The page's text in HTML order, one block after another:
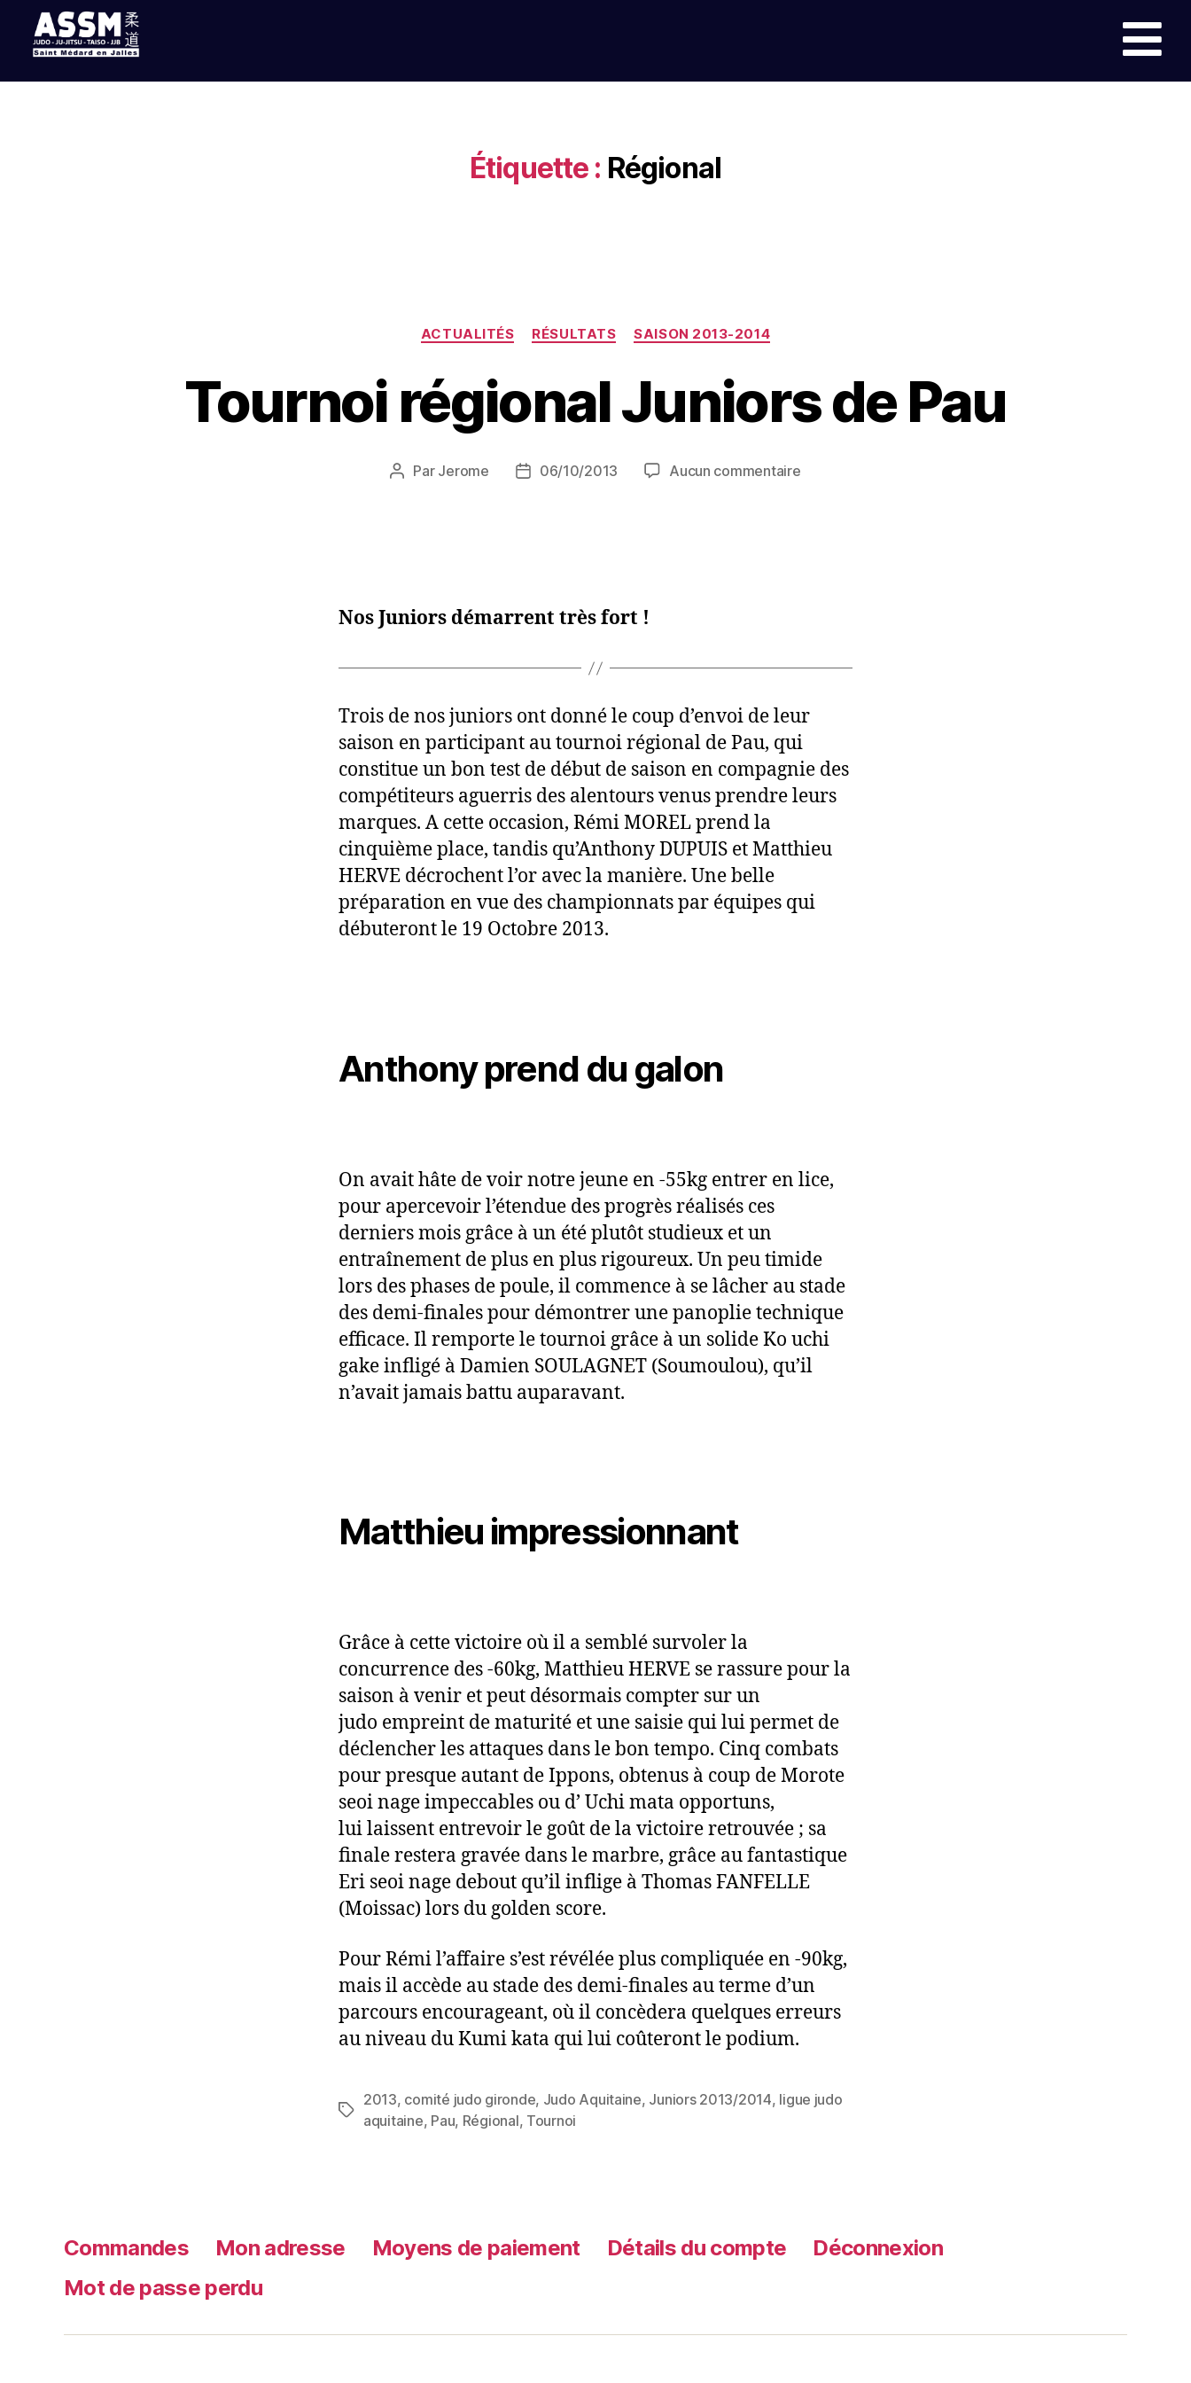
Étiquette : Régional
ACTUALITÉS RÉSULTATS SAISON 2013-2014
Tournoi régional Juniors de Pau
Par Jerome 06/10/2013 Aucun commentaire
Nos Juniors démarrent très fort !
Trois de nos juniors ont donné le coup d’envoi de leur
saison en participant au tournoi régional de Pau, qui
constitue un bon test de début de saison en compagnie des
compétiteurs aguerris des alentours venus prendre leurs
marques. A cette occasion, Rémi MOREL prend la
cinquième place, tandis qu’Anthony DUPUIS et Matthieu
HERVE décrochent l’or avec la manière. Une belle
préparation en vue des championnats par équipes qui
débuteront le 19 Octobre 2013.
Anthony prend du galon
On avait hâte de voir notre jeune en -55kg entrer en lice,
pour apercevoir l’étendue des progrès réalisés ces
derniers mois grâce à un été plutôt studieux et un
entraînement de plus en plus rigoureux. Un peu timide
lors des phases de poule, il commence à se lâcher au stade
des demi-finales pour démontrer une panoplie technique
efficace. Il remporte le tournoi grâce à un solide Ko uchi
gake infligé à Damien SOULAGNET (Soumoulou), qu’il
n’avait jamais battu auparavant.
Matthieu impressionnant
Grâce à cette victoire où il a semblé survoler la
concurrence des -60kg, Matthieu HERVE se rassure pour la
saison à venir et peut désormais compter sur un
judo empreint de maturité et une saisie qui lui permet de
déclencher les attaques dans le bon tempo. Cinq combats
pour presque autant de Ippons, obtenus à coup de Morote
seoi nage impeccables ou d’ Uchi mata opportuns,
lui laissent entrevoir le goût de la victoire retrouvée ; sa
finale restera gravée dans le marbre, grâce au fantastique
Eri seoi nage debout qu’il inflige à Thomas FANFELLE
(Moissac) lors du golden score.
Pour Rémi l’affaire s’est révélée plus compliquée en -90kg,
mais il accède au stade des demi-finales au terme d’un
parcours encourageant, où il concèdera quelques erreurs
au niveau du Kumi kata qui lui coûteront le podium.
2013, comité judo gironde, Judo Aquitaine, Juniors 2013/2014, ligue judo
aquitaine, Pau, Régional, Tournoi
Commandes Mon adresse Moyens de paiement Détails du compte
Déconnexion
Mot de passe perdu